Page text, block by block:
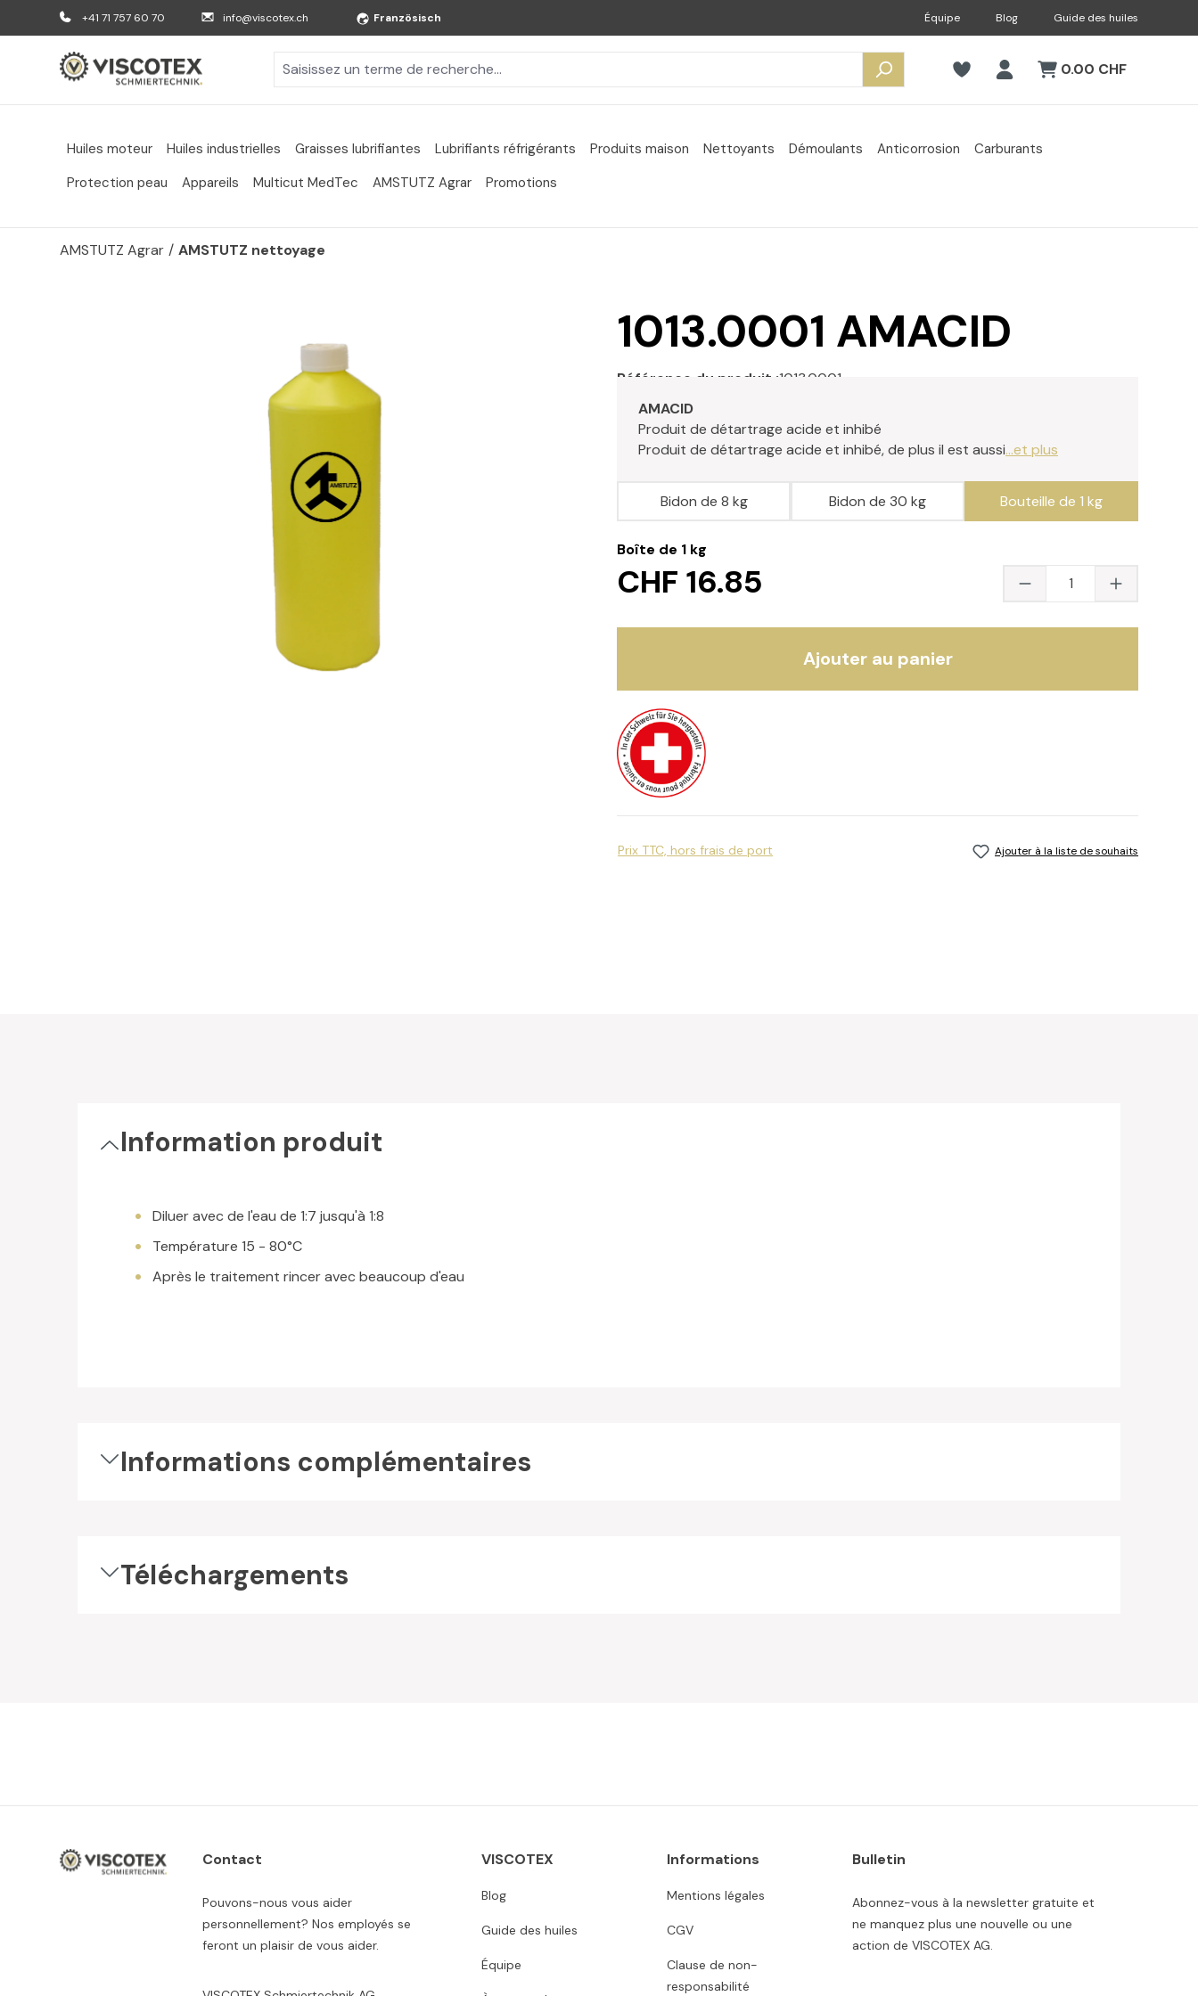
au contenu principal
Aller à la recherche
Aller à la navigation principale
+41 71 757 60 70 info@viscotex.ch Französisch Équipe Blog Guide des huiles
0.00 CHF
Huiles moteur Huiles industrielles Graisses lubrifiantes Lubrifiants réfrigérants Produits maison Nettoyants Démoulants Anticorrosion
Carburants
Protection peau
Appareils Multicut MedTec AMSTUTZ Agrar Promotions
AMSTUTZ Agrar / AMSTUTZ nettoyage
1013.0001 AMACID
Référence du produit :1013.0001
AMACID
Produit de détartrage acide et inhibé
Produit de détartrage acide et inhibé, de plus il est aussi...et plus
Boîte de 1 kg
CHF 16.85
Bidon de 8 kg Bidon de 30 kg Bouteille de 1 kg
Quantité du
Ajouter au panier
Prix TTC, hors frais de port Ajouter à la liste de souhaits
Information produit
Diluer avec de l'eau de 1:7 jusqu'à 1:8
Température 15 - 80°C
Après le traitement rincer avec beaucoup d'eau
Informations complémentaires
Téléchargements
Contact
Pouvons-nous vous aider
personnellement? Nos employés se
feront un plaisir de vous aider.
VISCOTEX
Blog
Guide des huiles
Équipe
Informations
Mentions légales
CGV
Clause de non-
responsabilité
Bulletin
Abonnez-vous à la newsletter gratuite et
ne manquez plus une nouvelle ou une
action de VISCOTEX AG.